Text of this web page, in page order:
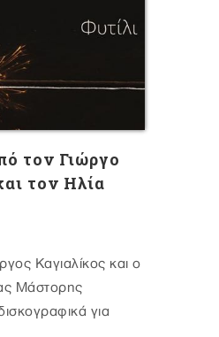
τον Γιώργο
τον Ηλία
Καγιαλίκος και ο
Μάστορης
για